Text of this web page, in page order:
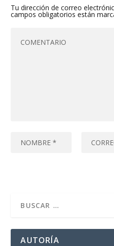
Tu dirección de correo
campos obligatorios están
AUTORÍA